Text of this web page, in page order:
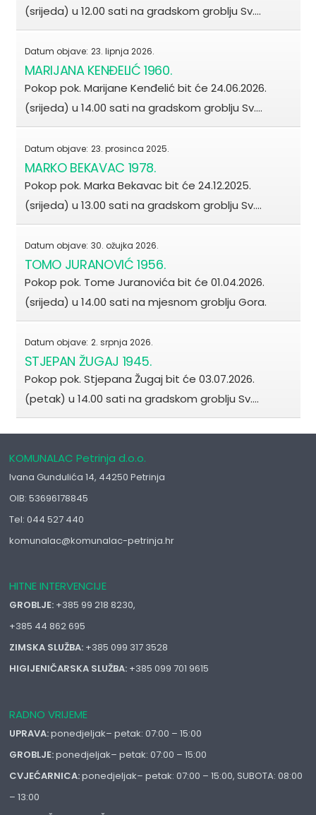
(srijeda) u 12.00 sati na gradskom groblju Sv.…
Datum objave: 23. lipnja 2026.
MARIJANA KENĐELIĆ 1960.
Pokop pok. Marijane Kenđelić bit će 24.06.2026.
(srijeda) u 14.00 sati na gradskom groblju Sv.…
Datum objave: 23. prosinca 2025.
MARKO BEKAVAC 1978.
Pokop pok. Marka Bekavac bit će 24.12.2025.
(srijeda) u 13.00 sati na gradskom groblju Sv.…
Datum objave: 30. ožujka 2026.
TOMO JURANOVIĆ 1956.
Pokop pok. Tome Juranovića bit će 01.04.2026.
(srijeda) u 14.00 sati na mjesnom groblju Gora.
Datum objave: 2. srpnja 2026.
STJEPAN ŽUGAJ 1945.
Pokop pok. Stjepana Žugaj bit će 03.07.2026.
(petak) u 14.00 sati na gradskom groblju Sv.…
KOMUNALAC Petrinja d.o.o.
Ivana Gundulića 14, 44250 Petrinja
OIB: 53696178845
Tel: 044 527 440
komunalac@komunalac-petrinja.hr
HITNE INTERVENCIJE
GROBLJE: +385 99 218 8230,
+385 44 862 695
ZIMSKA SLUŽBA: +385 099 317 3528
HIGIJENIČARSKA SLUŽBA: +385 099 701 9615
RADNO VRIJEME
UPRAVA:ponedjeljak– petak: 07:00 – 15:00
GROBLJE:ponedjeljak– petak: 07:00 – 15:00
CVJEĆARNICA:ponedjeljak– petak: 07:00 – 15:00, SUBOTA: 08:00
– 13:00